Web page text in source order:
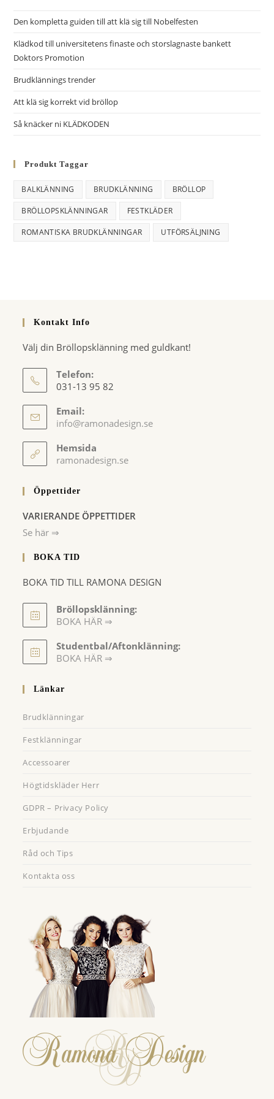
a
t
i
v
:
Den kompletta guiden till att klä sig till Nobelfesten
Klädkod till universitetens finaste och storslagnaste bankett
Doktors Promotion
Brudklännings trender
Att klä sig korrekt vid bröllop
Så knäcker ni KLÄDKODEN
Produkt Taggar
BALKLÄNNING BRUDKLÄNNING BRÖLLOP
BRÖLLOPSKLÄNNINGAR FESTKLÄDER
ROMANTISKA BRUDKLÄNNINGAR UTFÖRSÄLJNING
Kontakt Info
Välj din Bröllopsklänning med guldkant!
Telefon:
031-13 95 82
Email:
info@ramonadesign.seOpens
Hemsida
ramonadesign.se
Öppettider
VARIERANDE ÖPPETTIDER
Se här ⇒
BOKA TID
BOKA TID TILL RAMONA DESIGN
Bröllopsklänning:
BOKA HÄR ⇒
in
a
tab
Studentbal/Aftonklänning:
BOKA HÄR ⇒
Länkar
Brudklänningar
Festklänningar
Accessoarer
Högtidskläder Herr
GDPR – Privacy Policy
Erbjudande
Råd och Tips
Kontakta oss